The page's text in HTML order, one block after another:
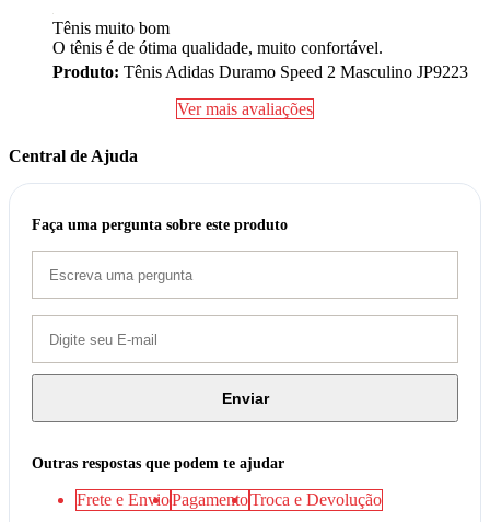
Tênis muito bom
O tênis é de ótima qualidade, muito confortável.
Produto: Tênis Adidas Duramo Speed 2 Masculino JP9223
Ver mais avaliações
Central de Ajuda
Faça uma pergunta sobre este produto
Enviar
Outras respostas que podem te ajudar
Frete e EnvioPagamentoTroca e Devolução